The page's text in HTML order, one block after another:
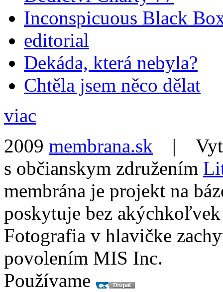
Inconspicuous Black
editorial
Dekáda, která nebyla?
Chtěla jsem něco dělat
viac
2009 membrana.sk |
s občianskym združením
membrána je projekt na
poskytuje bez
Fotografia v hlavičke
povolením MIS Inc.
Používame